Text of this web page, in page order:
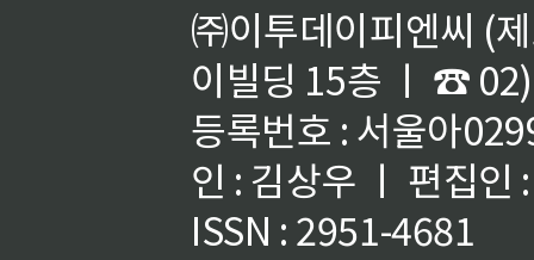
㈜이투데이피엔씨 (
이빌딩 15층 ㅣ ☎
등록번호 : 서울아
인 : 김상우 ㅣ 편집인
ISSN : 2951-4681